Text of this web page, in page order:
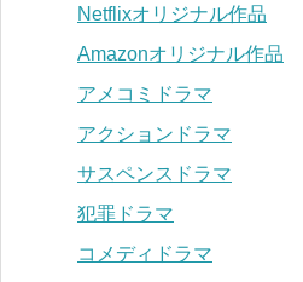
Netflixオリジナル作品
Amazonオリジナル作品
アメコミドラマ
アクションドラマ
サスペンスドラマ
犯罪ドラマ
コメディドラマ